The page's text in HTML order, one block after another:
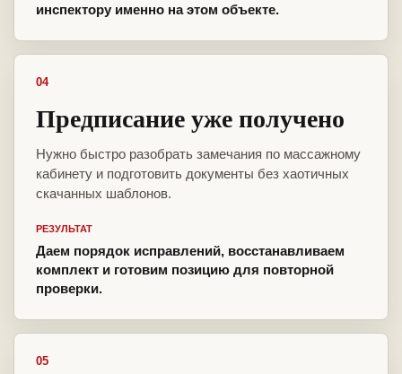
инспектору именно на этом объекте.
04
Предписание уже получено
Нужно быстро разобрать замечания по массажному
кабинету и подготовить документы без хаотичных
скачанных шаблонов.
РЕЗУЛЬТАТ
Даем порядок исправлений, восстанавливаем
комплект и готовим позицию для повторной
проверки.
05